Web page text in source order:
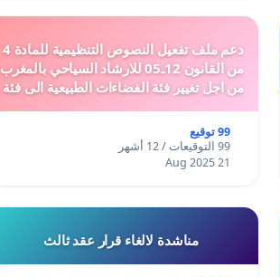
دعم ملف تفعيل النصوص التنظيمية للمادة 4
من القانون 12ـ05 للارشاد السياحي بالمغرب
من اجل تغيير فئة الفضاءات الطبيعية الى فئة
99 توقيع
99 التوقيعات / 12 أشهر
21 Aug 2025
مناشدة لالغاء قرار عقد ثالث